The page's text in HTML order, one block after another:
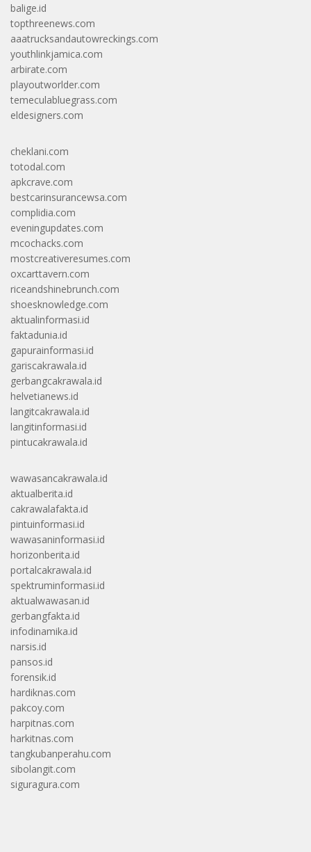
balige.id
topthreenews.com
aaatrucksandautowreckings.com
youthlinkjamica.com
arbirate.com
playoutworlder.com
temeculabluegrass.com
eldesigners.com
cheklani.com
totodal.com
apkcrave.com
bestcarinsurancewsa.com
complidia.com
eveningupdates.com
mcochacks.com
mostcreativeresumes.com
oxcarttavern.com
riceandshinebrunch.com
shoesknowledge.com
aktualinformasi.id
faktadunia.id
gapurainformasi.id
gariscakrawala.id
gerbangcakrawala.id
helvetianews.id
langitcakrawala.id
langitinformasi.id
pintucakrawala.id
wawasancakrawala.id
aktualberita.id
cakrawalafakta.id
pintuinformasi.id
wawasaninformasi.id
horizonberita.id
portalcakrawala.id
spektruminformasi.id
aktualwawasan.id
gerbangfakta.id
infodinamika.id
narsis.id
pansos.id
forensik.id
hardiknas.com
pakcoy.com
harpitnas.com
harkitnas.com
tangkubanperahu.com
sibolangit.com
siguragura.com